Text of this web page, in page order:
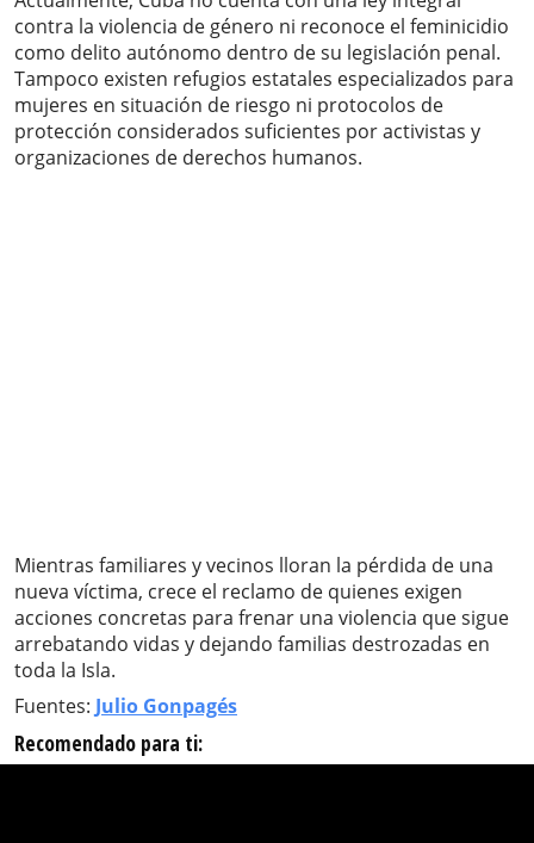
contra la violencia de género ni reconoce el feminicidio
como delito autónomo dentro de su legislación penal.
Tampoco existen refugios estatales especializados para
mujeres en situación de riesgo ni protocolos de
protección considerados suficientes por activistas y
organizaciones de derechos humanos.
Mientras familiares y vecinos lloran la pérdida de una
nueva víctima, crece el reclamo de quienes exigen
acciones concretas para frenar una violencia que sigue
arrebatando vidas y dejando familias destrozadas en
toda la Isla.
Fuentes: Julio Gonpagés
Recomendado para ti: